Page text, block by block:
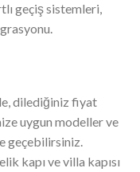
geçiş sistemleri,
dilediğiniz fiyat
uygun modeller ve
geçebilirsiniz.
kapı ve villa kapısı